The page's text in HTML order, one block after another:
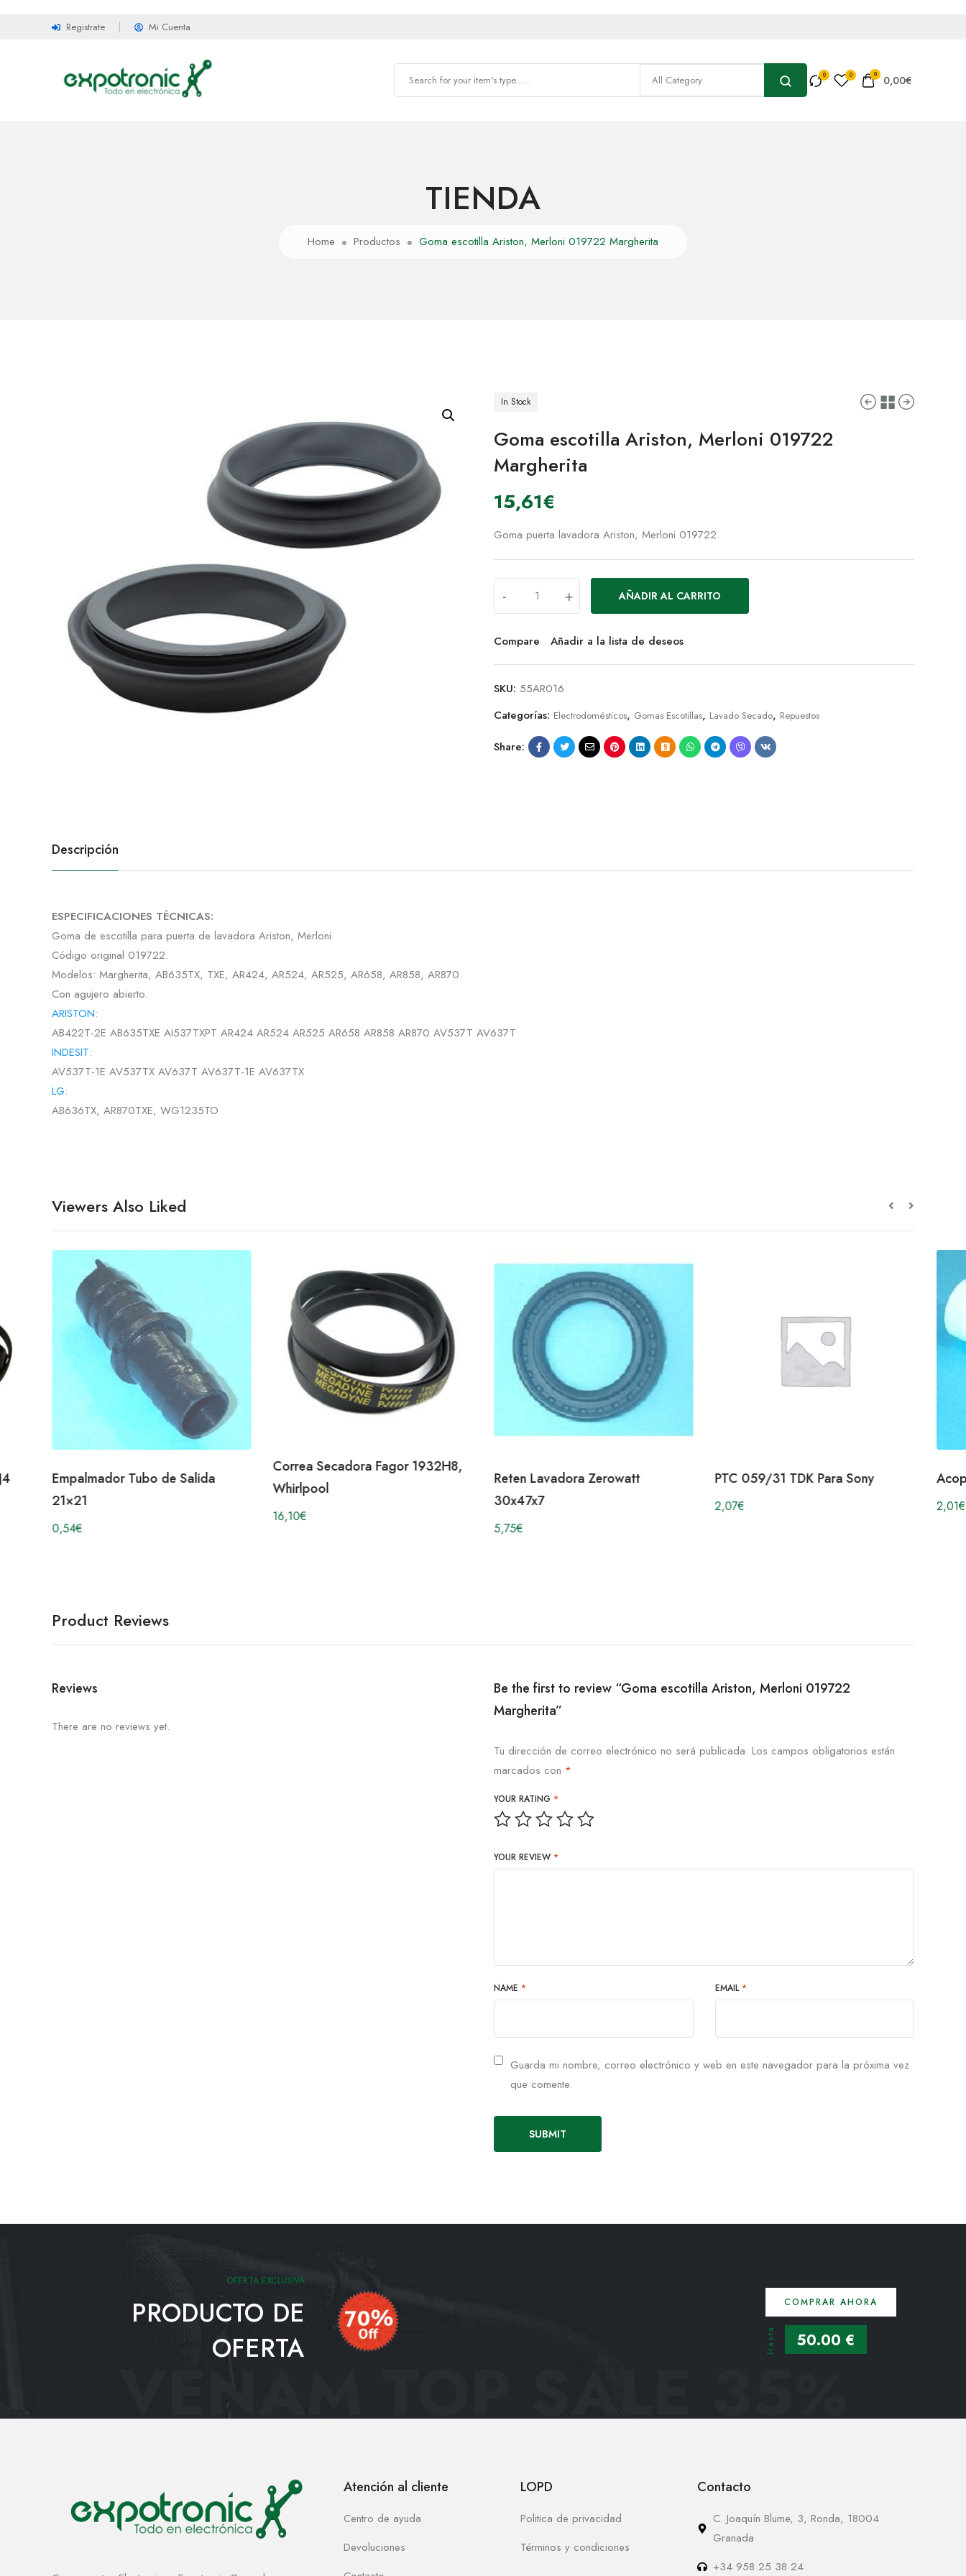
Registrate Mi Cuenta
0 0,00€
TIENDA
Home Productos Goma escotilla Ariston, Merloni 019722 Margherita
In Stock
Goma escotilla Ariston, Merloni 019722
Margherita
15,61€
Goma puerta lavadora Ariston, Merloni 019722.
- + AÑADIR AL CARRITO
Compare Añadir a la lista de deseos
SKU: 55AR016
Categorías: Electrodomésticos, Gomas Escotillas, Lavado Secado, Repuestos
Share:
Descripción
ESPECIFICACIONES TÉCNICAS:
Goma de escotilla para puerta de lavadora Ariston, Merloni.
Código original 019722.
Modelos: Margherita, AB635TX, TXE, AR424, AR524, AR525, AR658, AR858, AR870.
Con agujero abierto.
ARISTON:
AB422T-2E AB635TXE AI537TXPT AR424 AR524 AR525 AR658 AR858 AR870 AV537T AV637T
INDESIT:
AV537T-1E AV537TX AV637T AV637T-1E AV637TX
LG:
AB636TX, AR870TXE, WG1235TO
Viewers Also Liked
Empalmador Tubo de Salida
21×21
0,54€
Correa Secadora Fagor 1932H8,
Whirlpool
16,10€
Reten Lavadora Zerowatt
30x47x7
5,75€
PTC 059/31 TDK Para Sony
2,07€ 2,01€
Product Reviews
Reviews
There are no reviews yet.
Be the first to review “Goma escotilla Ariston, Merloni 019722
Margherita”
Tu dirección de correo electrónico no será publicada. Los campos obligatorios están
marcados con *
YOUR RATING *
YOUR REVIEW *
NAME * EMAIL *
Guarda mi nombre, correo electrónico y web en este navegador para la próxima vez
que comente.
OFERTA EXCLUSIVA
PRODUCTO DE
OFERTA
COMPRAR AHORA
Hasta 50.00 €
VENAM TOP SALE 35%
Atención al cliente
Centro de ayuda
Devoluciones
LOPD
Politica de privacidad
Términos y condiciones
Contacto
C. Joaquín Blume, 3, Ronda, 18004
Granada
+34 958 25 38 24